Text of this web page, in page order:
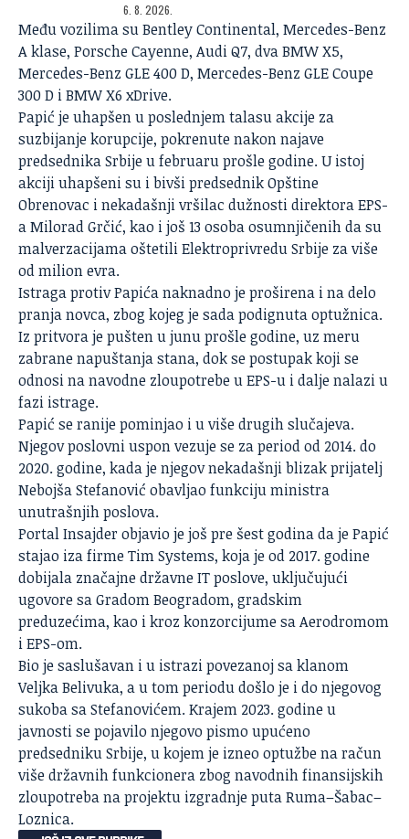
6. 8. 2026.
Među vozilima su Bentley Continental, Mercedes-Benz
A klase, Porsche Cayenne, Audi Q7, dva BMW X5,
Mercedes-Benz GLE 400 D, Mercedes-Benz GLE Coupe
300 D i BMW X6 xDrive.
Papić je uhapšen u poslednjem talasu akcije za
suzbijanje korupcije, pokrenute nakon najave
predsednika Srbije u februaru prošle godine. U istoj
akciji uhapšeni su i bivši predsednik Opštine
Obrenovac i nekadašnji vršilac dužnosti direktora EPS-
a Milorad Grčić, kao i još 13 osoba osumnjičenih da su
malverzacijama oštetili Elektroprivredu Srbije za više
od milion evra.
Istraga protiv Papića naknadno je proširena i na delo
pranja novca, zbog kojeg je sada podignuta optužnica.
Iz pritvora je pušten u junu prošle godine, uz meru
zabrane napuštanja stana, dok se postupak koji se
odnosi na navodne zloupotrebe u EPS-u i dalje nalazi u
fazi istrage.
Papić se ranije pominjao i u više drugih slučajeva.
Njegov poslovni uspon vezuje se za period od 2014. do
2020. godine, kada je njegov nekadašnji blizak prijatelj
Nebojša Stefanović obavljao funkciju ministra
unutrašnjih poslova.
Portal Insajder objavio je još pre šest godina da je Papić
stajao iza firme Tim Systems, koja je od 2017. godine
dobijala značajne državne IT poslove, uključujući
ugovore sa Gradom Beogradom, gradskim
preduzećima, kao i kroz konzorcijume sa Aerodromom
i EPS-om.
Bio je saslušavan i u istrazi povezanoj sa klanom
Veljka Belivuka, a u tom periodu došlo je i do njegovog
sukoba sa Stefanovićem. Krajem 2023. godine u
javnosti se pojavilo njegovo pismo upućeno
predsedniku Srbije, u kojem je izneo optužbe na račun
više državnih funkcionera zbog navodnih finansijskih
zloupotreba na projektu izgradnje puta Ruma–Šabac–
Loznica.